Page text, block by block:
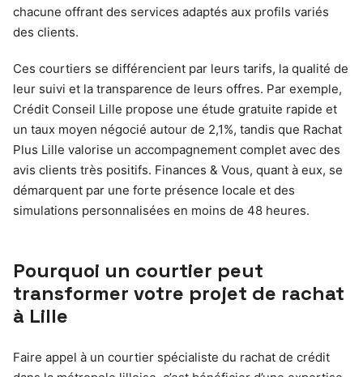
chacune offrant des services adaptés aux profils variés
des clients.
Ces courtiers se différencient par leurs tarifs, la qualité de
leur suivi et la transparence de leurs offres. Par exemple,
Crédit Conseil Lille propose une étude gratuite rapide et
un taux moyen négocié autour de 2,1%, tandis que Rachat
Plus Lille valorise un accompagnement complet avec des
avis clients très positifs. Finances & Vous, quant à eux, se
démarquent par une forte présence locale et des
simulations personnalisées en moins de 48 heures.
Pourquoi un courtier peut
transformer votre projet de rachat
à Lille
Faire appel à un courtier spécialiste du rachat de crédit